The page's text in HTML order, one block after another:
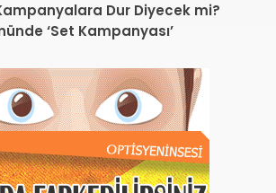
Dur Diyecek mi?
‘Set Kampanyası’